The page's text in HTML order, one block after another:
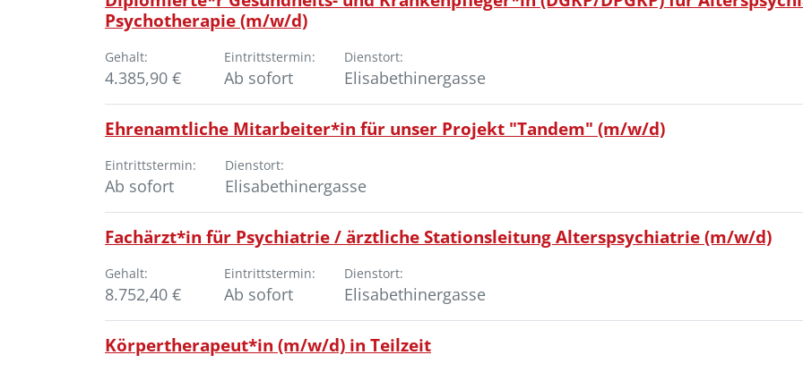
Psychotherapie (m/w/d)
Gehalt:
4.385,90 €
Eintrittstermin:
Ab sofort
Dienstort:
Elisabethinergasse
Ehrenamtliche Mitarbeiter*in für unser Projekt "Tandem" (m/w/d)
Eintrittstermin:
Ab sofort
Dienstort:
Elisabethinergasse
Fachärzt*in für Psychiatrie / ärztliche Stationsleitung Alterspsychiatrie (m/w/d)
Gehalt:
8.752,40 €
Eintrittstermin:
Ab sofort
Dienstort:
Elisabethinergasse
Körpertherapeut*in (m/w/d) in Teilzeit